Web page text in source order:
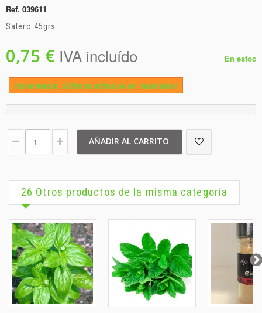
Ref. 039611
Salero 45grs
0,75 € IVA incluído En estoc
Advertencia: ¡Últimos artículos en inventario!
AÑADIR AL CARRITO
26 Otros productos de la misma categoría